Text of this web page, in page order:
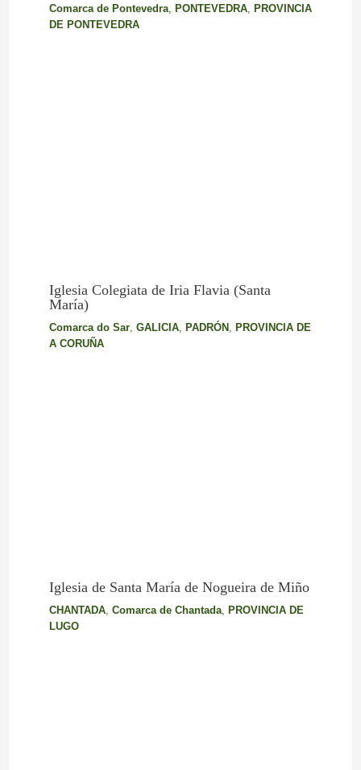
Comarca de Pontevedra, PONTEVEDRA, PROVINCIA
DE PONTEVEDRA
Iglesia Colegiata de Iria Flavia (Santa
María)
Comarca do Sar, GALICIA, PADRÓN
PROVINCIA DE
A CORUÑA
Iglesia de Santa María de Nogueira de Miño
CHANTADA, Comarca de Chantada, PROVINCIA DE
LUGO